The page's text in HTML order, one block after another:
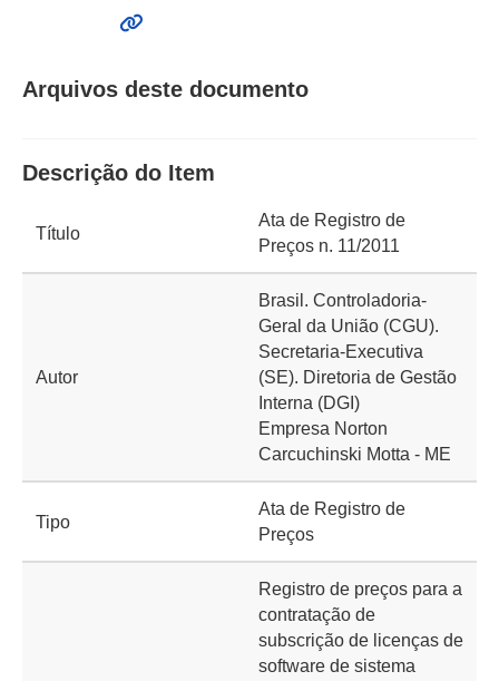
Arquivos deste documento
Descrição do Item
Título
Ata de Registro de
Preços n. 11/2011
Autor
Brasil. Controladoria-
Geral da União (CGU).
Secretaria-Executiva
(SE). Diretoria de Gestão
Interna (DGI)
Empresa Norton
Carcuchinski Motta - ME
Tipo
Ata de Registro de
Preços
Registro de preços para a
contratação de
subscrição de licenças de
software de sistema